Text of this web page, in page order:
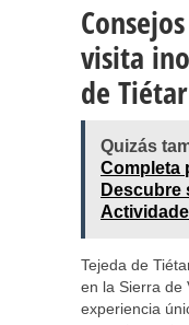
visita
de Tiétar
Quizás
Completa
Descubre
Tejeda de
en la Sierra de
experiencia